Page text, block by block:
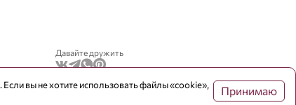
Давайте дружить
. Если вы не хотите использовать файлы «cookie»,
Принимаю